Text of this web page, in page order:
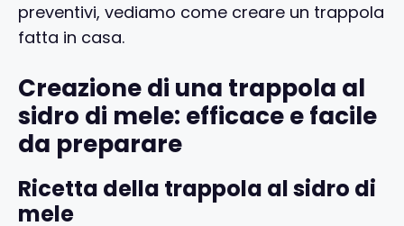
preventivi, vediamo come creare un trappola
fatta in casa.
Creazione di una trappola al
sidro di mele: efficace e facile
da preparare
Ricetta della trappola al sidro di
mele